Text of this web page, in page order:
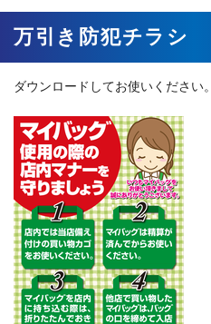
万引き防犯チラシ
ダウンロードしてお使いください。